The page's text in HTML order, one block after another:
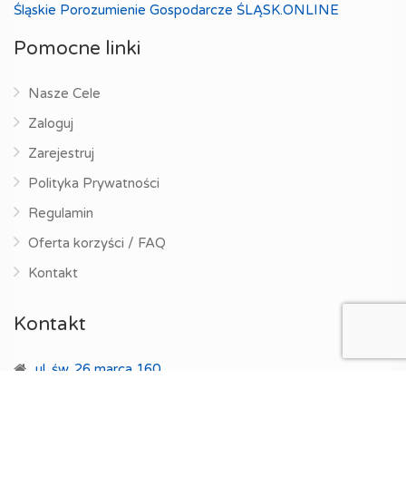
Śląskie Porozumienie Gospodarcze ŚLĄSK.ONLINE
Pomocne linki
Nasze Cele
Zaloguj
Zarejestruj
Polityka Prywatności
Regulamin
Oferta korzyści / FAQ
Kontakt
Kontakt
ul. św. 26 marca 160